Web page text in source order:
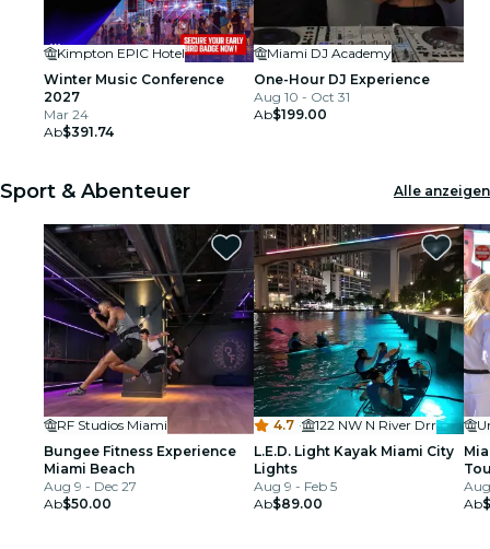
Kimpton EPIC Hotel
Winter Music Conference
2027
Mar 24
Ab$391.74
Miami DJ Academy
One-Hour DJ Experience
Aug 10 - Oct 31
Ab$199.00
Sport & Abenteuer Alle anzeigen
RF Studios Miami
Bungee Fitness Experience
Miami Beach
Aug 9 - Dec 27
Ab$50.00
4.7 ·
122 NW N River Drr
L.E.D. Light Kayak Miami City
Lights
Aug 9 - Feb 5
Ab$89.00
Ab